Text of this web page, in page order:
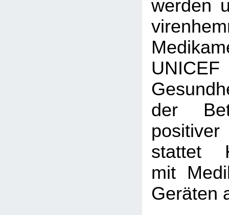
werden
der
stattet
mit
Geräten